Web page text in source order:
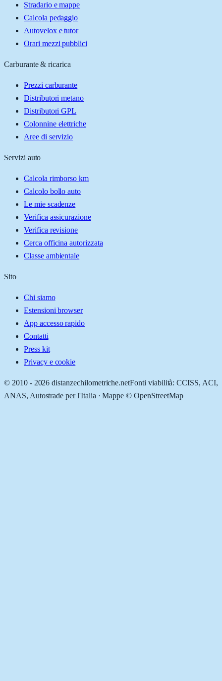
Stradario e mappe
Calcola pedaggio
Autovelox e tutor
Orari mezzi pubblici
Carburante & ricarica
Prezzi carburante
Distributori metano
Distributori GPL
Colonnine elettriche
Aree di servizio
Servizi auto
Calcola rimborso km
Calcolo bollo auto
Le mie scadenze
Verifica assicurazione
Verifica revisione
Cerca officina autorizzata
Classe ambientale
Sito
Chi siamo
Estensioni browser
App accesso rapido
Contatti
Press kit
Privacy e cookie
© 2010 - 2026 distanzechilometriche.netFonti viabilità: CCISS, ACI,
ANAS, Autostrade per l'Italia · Mappe © OpenStreetMap